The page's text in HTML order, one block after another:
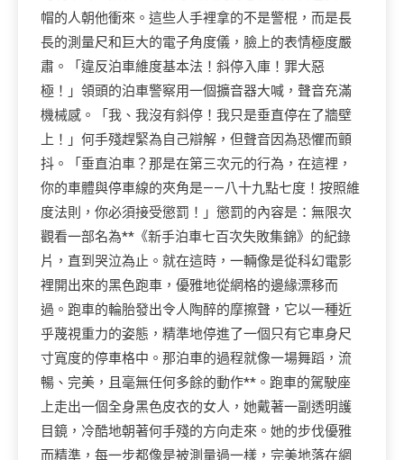
帽的人朝他衝來。這些人手裡拿的不是警棍，而是長
長的測量尺和巨大的電子角度儀，臉上的表情極度嚴
肅。「違反泊車維度基本法！斜停入庫！罪大惡
極！」領頭的泊車警察用一個擴音器大喊，聲音充滿
機械感。「我、我沒有斜停！我只是垂直停在了牆壁
上！」何手殘趕緊為自己辯解，但聲音因為恐懼而顫
抖。「垂直泊車？那是在第三次元的行為，在這裡，
你的車體與停車線的夾角是——八十九點七度！按照維
度法則，你必須接受懲罰！」懲罰的內容是：無限次
觀看一部名為**《新手泊車七百次失敗集錦》的紀錄
片，直到哭泣為止。就在這時，一輛像是從科幻電影
裡開出來的黑色跑車，優雅地從網格的邊緣漂移而
過。跑車的輪胎發出令人陶醉的摩擦聲，它以一種近
乎蔑視重力的姿態，精準地停進了一個只有它車身尺
寸寬度的停車格中。那泊車的過程就像一場舞蹈，流
暢、完美，且毫無任何多餘的動作**。跑車的駕駛座
上走出一個全身黑色皮衣的女人，她戴著一副透明護
目鏡，冷酷地朝著何手殘的方向走來。她的步伐優雅
而精準，每一步都像是被測量過一樣，完美地落在網